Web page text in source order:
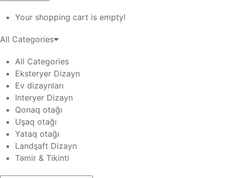
Your shopping cart is empty!
All Categories
All Categories
Eksteryer Dizayn
Ev dizaynları
Interyer Dizayn
Qonaq otağı
Uşaq otağı
Yataq otağı
Landşaft Dizayn
Təmir & Tikinti